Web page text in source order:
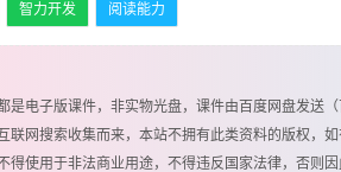
智力开发 阅读能力
是电子版课件，非实物光盘，课件由百度网盘发送（
联网搜索收集而来，本站不拥有此类资料的版权，如
得使用于非法商业用途，不得违反国家法律，否则因